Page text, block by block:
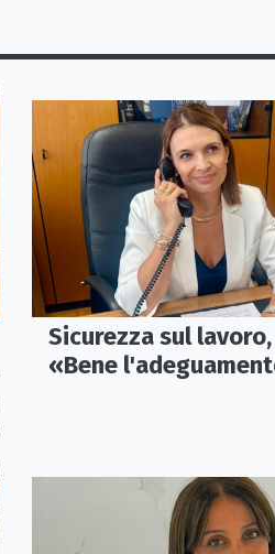
Sicurezza sul
«Bene
normativa